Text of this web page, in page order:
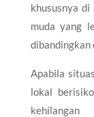
khususnya di
muda yang
dibandingkan
Apabila
lokal